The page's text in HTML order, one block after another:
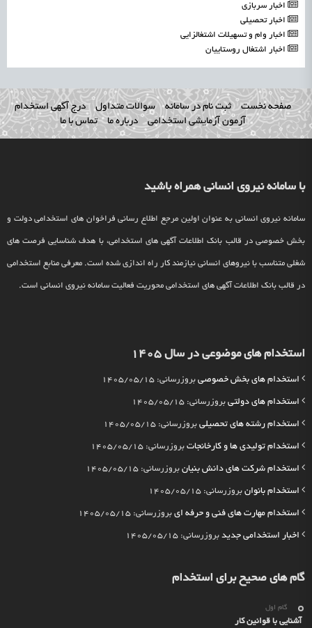
اخبار سربازی
اخبار تحصیلی
اخبار وام و تسهیلات اشتغالزایی
اخبار اشتغال روستاییان
صفحه نخست ثبت نام در سامانه سوالات متداول
درج آگهی استخدام
آزمون آزمایشی استخدامی
درباره ما تماس با ما
با سامانه نیروی انسانی همراه باشید
سامانه نیروی انسانی به عنوان اولین مرجع اطلاع رسانی فراخوان های استخدامی دولت و
بخش خصوصی در قالب بانک اطلاعات آگهی های استخدامی، با هدف شناسایی فرصت های
شغلی متناسب با نیروهای انسانی نیازمند کار راه اندازی شده است. معرفی منابع استخدامی
در قالب بانک اطلاعات آگهی های استخدامی محوریت فعالیت سامانه نیروی انسانی است.
استخدام های موضوعی در سال 1405
استخدام های بخش خصوصی بروزرسانی: 1405/05/15
استخدام های دولتی بروزرسانی: 1405/05/15
استخدام رشته های تحصیلی بروزرسانی: 1405/05/15
استخدام تولیدی ها و کارخانجات بروزرسانی: 1405/05/15
استخدام شرکت های دانش بنیان بروزرسانی: 1405/05/15
استخدام بانوان بروزرسانی: 1405/05/15
استخدام مهارت های فنی و حرفه ای بروزرسانی: 1405/05/15
اخبار استخدامی جدید بروزرسانی: 1405/05/15
گام های صحیح برای استخدام
گام اول
آشنایی با قوانین کار